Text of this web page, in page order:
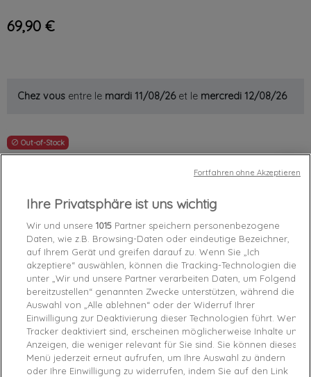
69,90 €
Chez vous entre le mardi 11/08/26et le mercredi 12/08/26
 Out-of-Stock
favorite_border
Garanties sécurité (à modifier dans le module
"Réassurance")
Politique de livraison (à modifier dans le module
"Réassurance")
Politique retours (à modifier dans le module
"Réassurance")
Caractéristiques produit
Product Details Produktsicherheitsverordnung (GPSR)
Ihre Privatsphäre ist uns wichtig
Wir und unsere1015 Partner speichern personenbezogene
Daten, wie z.B. Browsing-Daten oder eindeutige Bezeichner,
auf Ihrem Gerät und greifen darauf zu. Wenn Sie „Ich
akzeptiere“ auswählen, können die Tracking-Technologien die
unter „Wir und unsere Partner verarbeiten Daten, um Folgendes
bereitzustellen“ genannten Zwecke unterstützen, während die
Auswahl von „Alle ablehnen“ oder der Widerruf Ihrer
Einwilligung zur Deaktivierung dieser Technologien führt. Wenn
Tracker deaktiviert sind, erscheinen möglicherweise Inhalte und
Anzeigen, die weniger relevant für Sie sind. Sie können dieses
Menü jederzeit erneut aufrufen, um Ihre Auswahl zu ändern
oder Ihre Einwilligung zu widerrufen, indem Sie auf den Link
Fortfahren ohne Akzeptieren